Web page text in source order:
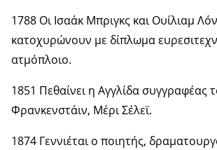
1788 Οι Ισαάκ Μπριγκς και Ουίλιαμ
κατοχυρώνουν με δίπλωμα
ατμόπλοιο.
1851 Πεθαίνει η Αγγλίδα συγγραφέας
Φρανκενστάιν, Μέρι Σέλεϊ.
1874 Γεννιέται ο ποιητής,